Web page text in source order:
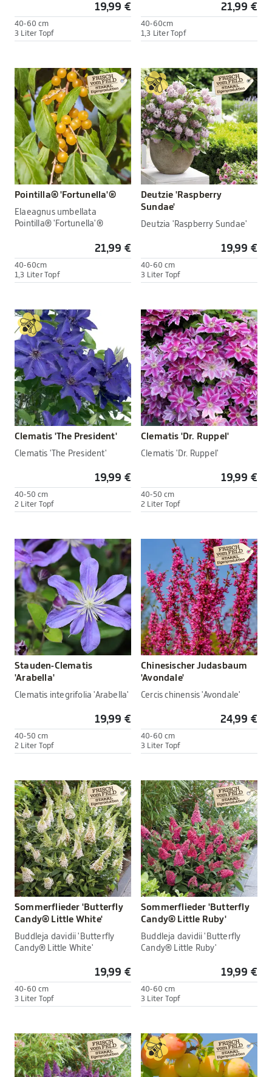
19,99 €
40-60 cm
3 Liter Topf
21,99 €
40-60cm
1,3 Liter Topf
Pointilla® 'Fortunella'®
Elaeagnus umbellata
Pointilla® 'Fortunella'®
21,99 €
40-60cm
1,3 Liter Topf
Deutzie 'Raspberry
Sundae'
Deutzia 'Raspberry Sundae'
19,99 €
40-60 cm
3 Liter Topf
Clematis 'The President'
Clematis 'The President'
19,99 €
40-50 cm
2 Liter Topf
Clematis 'Dr. Ruppel'
Clematis 'Dr. Ruppel'
19,99 €
40-50 cm
2 Liter Topf
Stauden-Clematis
'Arabella'
Clematis integrifolia 'Arabella'
19,99 €
40-50 cm
2 Liter Topf
Chinesischer Judasbaum
'Avondale'
Cercis chinensis 'Avondale'
24,99 €
40-60 cm
3 Liter Topf
Sommerflieder 'Butterfly
Candy® Little White'
Buddleja davidii 'Butterfly
Candy® Little White'
19,99 €
40-60 cm
3 Liter Topf
Sommerflieder 'Butterfly
Candy® Little Ruby'
Buddleja davidii 'Butterfly
Candy® Little Ruby'
19,99 €
40-60 cm
3 Liter Topf